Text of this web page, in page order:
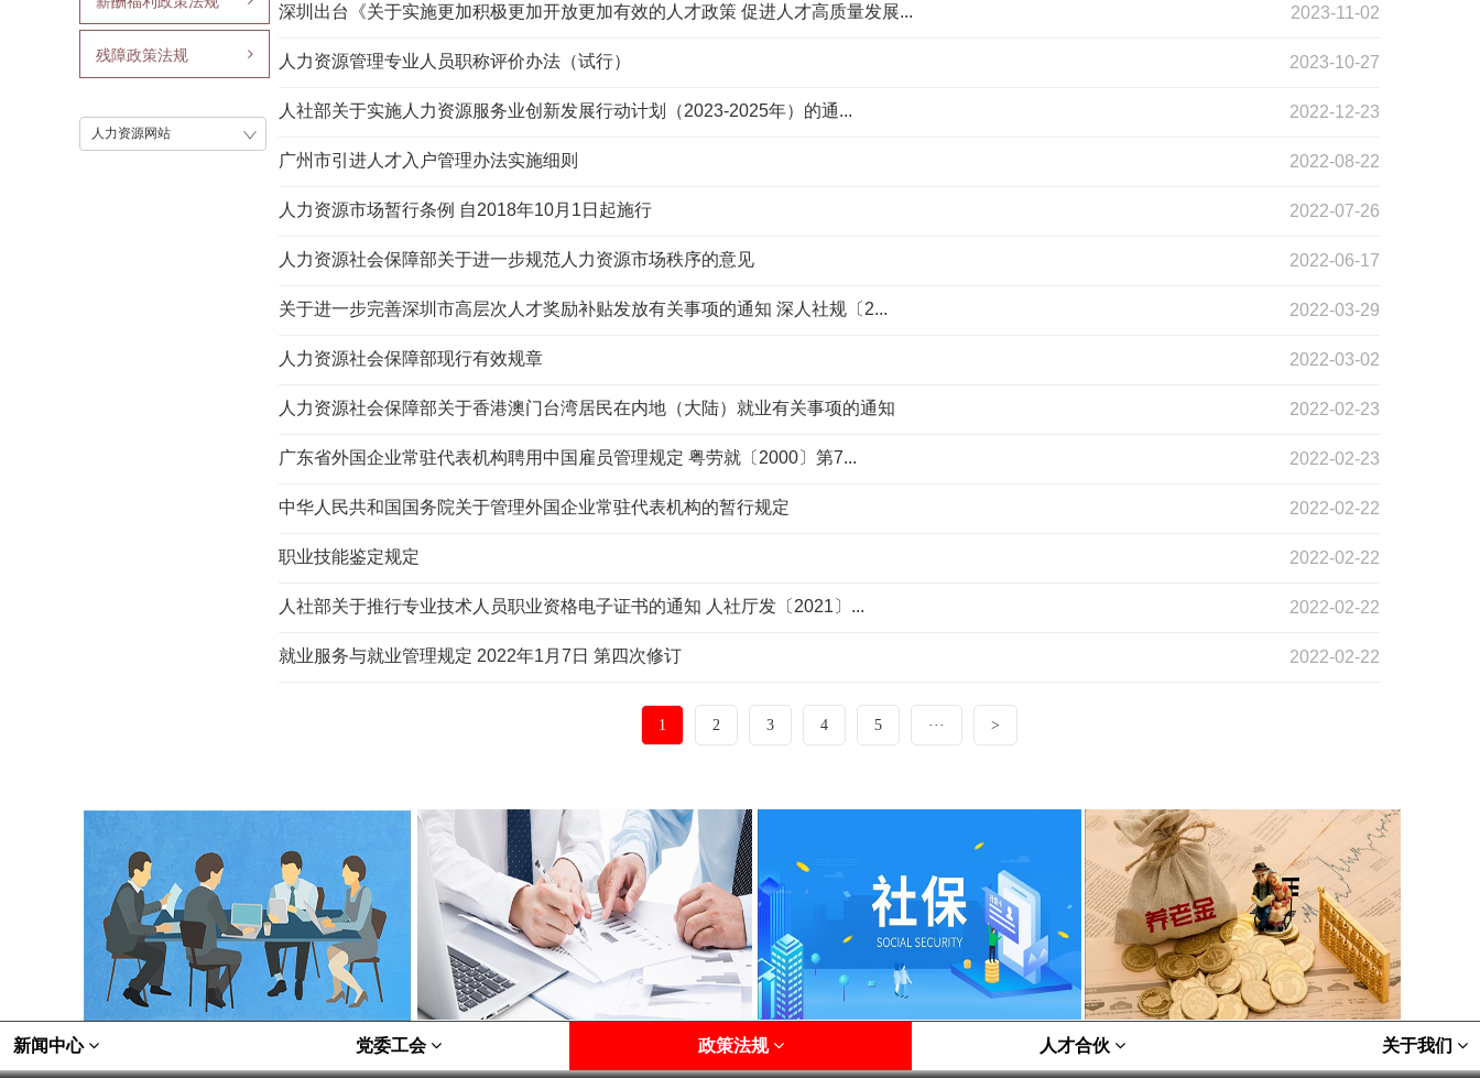
残障政策法规
人力资源网站
深圳出台《关于实施更加积极更加开放更加有效的人才政策 促进人才高质量发展... 2023-11-02
人力资源管理专业人员职称评价办法（试行） 2023-10-27
人社部关于实施人力资源服务业创新发展行动计划（2023-2025年）的通... 2022-12-23
广州市引进人才入户管理办法实施细则 2022-08-22
人力资源市场暂行条例 自2018年10月1日起施行 2022-07-26
人力资源社会保障部关于进一步规范人力资源市场秩序的意见 2022-06-17
关于进一步完善深圳市高层次人才奖励补贴发放有关事项的通知 深人社规〔2... 2022-03-29
人力资源社会保障部现行有效规章 2022-03-02
人力资源社会保障部关于香港澳门台湾居民在内地（大陆）就业有关事项的通知 2022-02-23
广东省外国企业常驻代表机构聘用中国雇员管理规定 粤劳就〔2000〕第7... 2022-02-23
中华人民共和国国务院关于管理外国企业常驻代表机构的暂行规定 2022-02-22
职业技能鉴定规定 2022-02-22
人社部关于推行专业技术人员职业资格电子证书的通知 人社厅发〔2021〕... 2022-02-22
就业服务与就业管理规定 2022年1月7日 第四次修订 2022-02-22
1 2 3 4 5 ··· >
新闻中心 党委工会 政策法规 人才合伙 关于我们